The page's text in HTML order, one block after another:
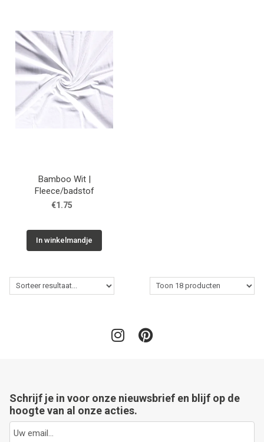
Bamboo Wit |
Fleece/badstof
€1.75
In winkelmandje
Schrijf je in voor onze nieuwsbrief en blijf op de
hoogte van al onze acties.